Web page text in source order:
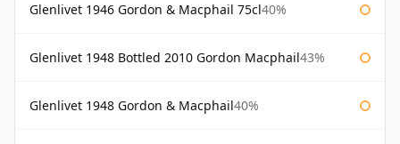
Glenlivet 1946 Gordon & Macphail 75cl40%
Glenlivet 1948 Bottled 2010 Gordon Macphail43%
Glenlivet 1948 Gordon & Macphail40%